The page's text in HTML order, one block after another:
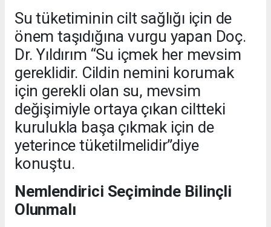
Su tüketiminin cilt sağlığı için de
önem taşıdığına vurgu yapan Doç.
Dr. Yıldırım “Su içmek her mevsim
gereklidir. Cildin nemini korumak
için gerekli olan su, mevsim
değişimiyle ortaya çıkan ciltteki
kurulukla başa çıkmak için de
yeterince tüketilmelidir”diye
konuştu.
Nemlendirici Seçiminde Bilinçli
Olunmalı